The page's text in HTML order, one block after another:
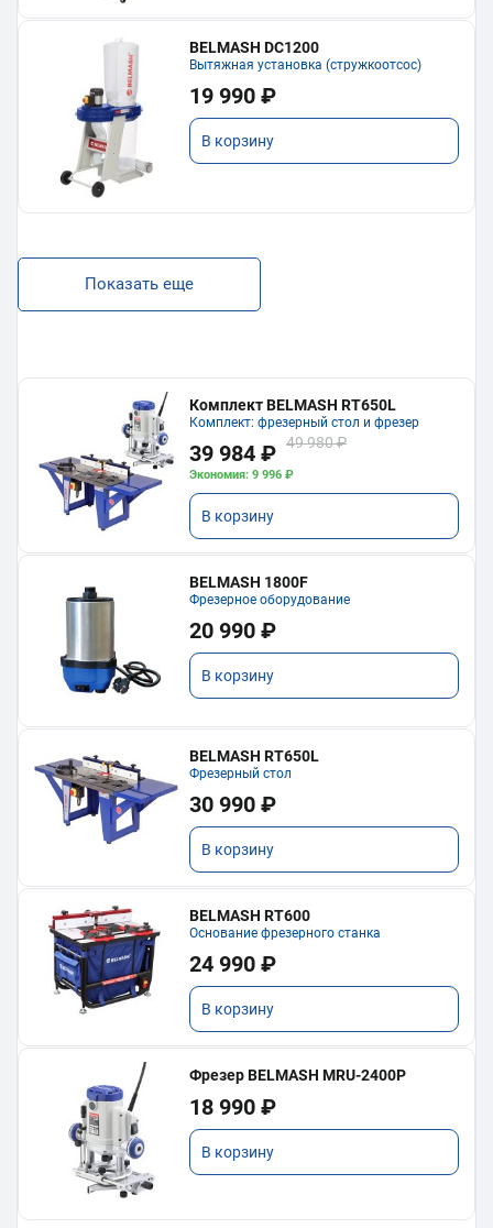
BELMASH DC1200
Вытяжная установка (стружкоотсос)
19 990 ₽
В корзину
Показать еще
Комплект BELMASH RT650L
Комплект: фрезерный стол и фрезер
39 984 ₽ 49 980 ₽
Экономия: 9 996 ₽
В корзину
BELMASH 1800F
Фрезерное оборудование
20 990 ₽
В корзину
BELMASH RT650L
Фрезерный стол
30 990 ₽
В корзину
BELMASH RT600
Основание фрезерного станка
24 990 ₽
В корзину
Фрезер BELMASH MRU-2400P
18 990 ₽
В корзину